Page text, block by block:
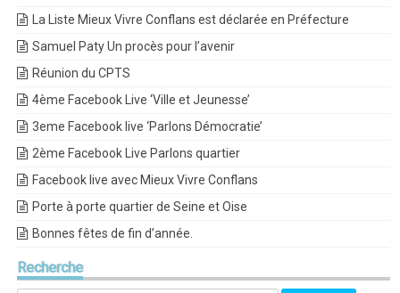
La Liste Mieux Vivre Conflans est déclarée en Préfecture
Samuel Paty Un procès pour l’avenir
Réunion du CPTS
4ème Facebook Live ‘Ville et Jeunesse’
3eme Facebook live ‘Parlons Démocratie’
2ème Facebook Live Parlons quartier
Facebook live avec Mieux Vivre Conflans
Porte à porte quartier de Seine et Oise
Bonnes fêtes de fin d’année.
Recherche